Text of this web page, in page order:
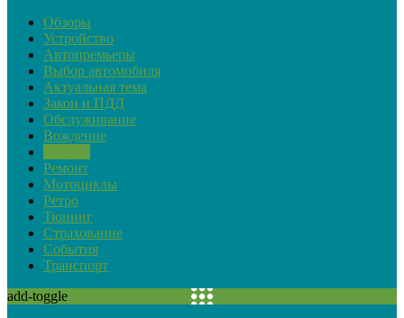
Обзоры
Устройство
Автопремьеры
Выбор автомобиля
Актуальная тема
Закон и ПДД
Обслуживание
Вождение
Ремонт
Мотоциклы
Ретро
Тюнинг
Страхование
События
Транспорт
add-toggle